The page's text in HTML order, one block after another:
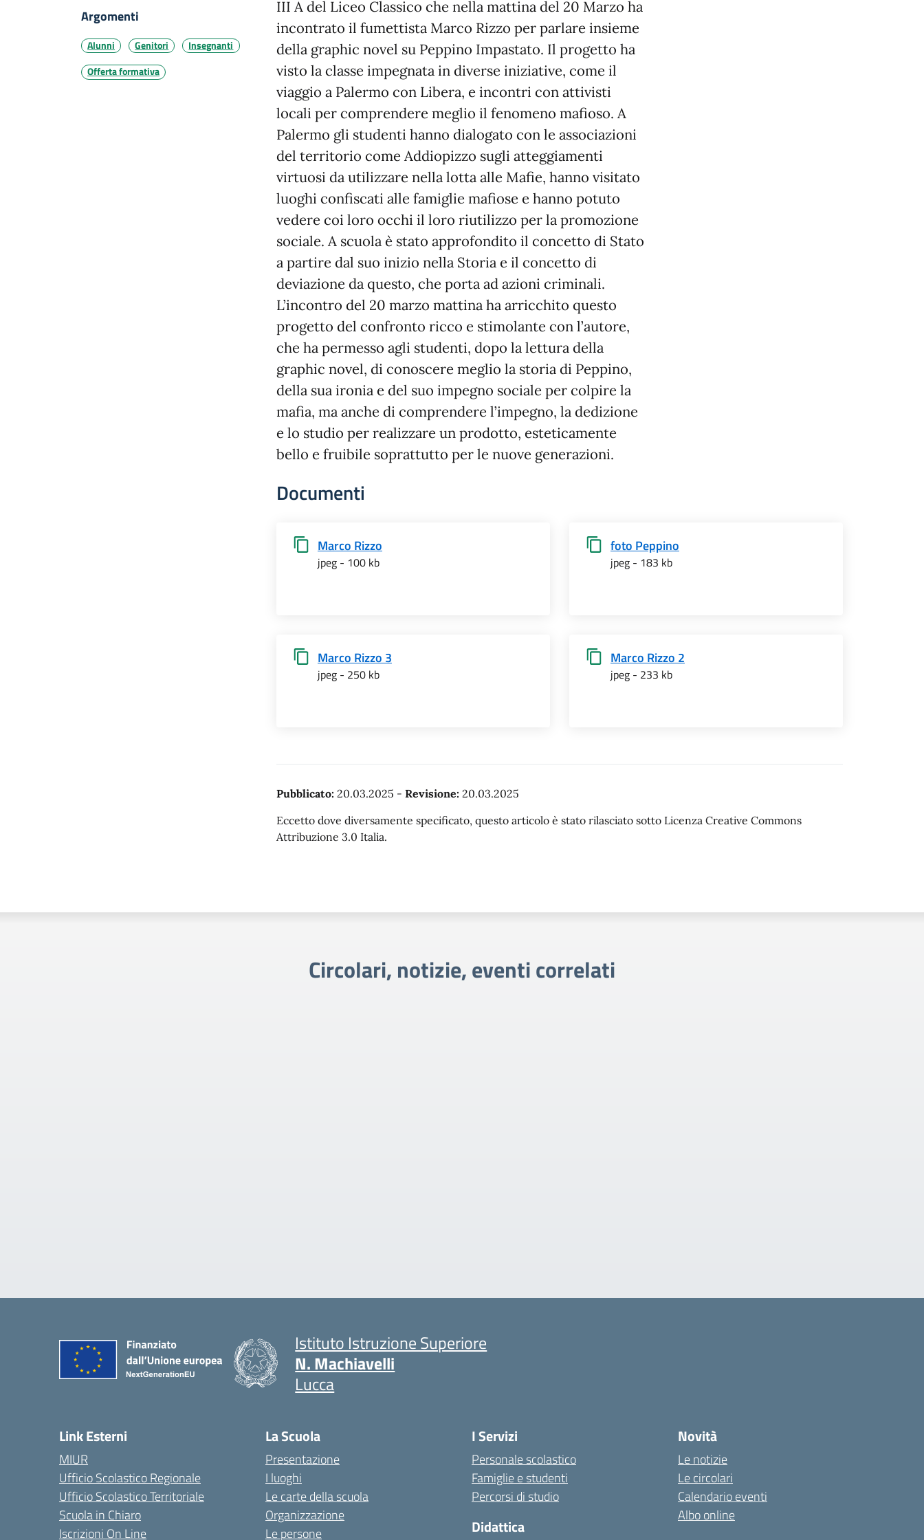
III A del Liceo Classico che nella mattina del 20 Marzo ha
incontrato il fumettista Marco Rizzo per parlare insieme
della graphic novel su Peppino Impastato. Il progetto ha
visto la classe impegnata in diverse iniziative, come il
viaggio a Palermo con Libera, e incontri con attivisti
locali per comprendere meglio il fenomeno mafioso. A
Palermo gli studenti hanno dialogato con le associazioni
del territorio come Addiopizzo sugli atteggiamenti
virtuosi da utilizzare nella lotta alle Mafie, hanno visitato
luoghi confiscati alle famiglie mafiose e hanno potuto
vedere coi loro occhi il loro riutilizzo per la promozione
sociale. A scuola è stato approfondito il concetto di Stato
a partire dal suo inizio nella Storia e il concetto di
deviazione da questo, che porta ad azioni criminali.
L’incontro del 20 marzo mattina ha arricchito questo
progetto del confronto ricco e stimolante con l’autore,
che ha permesso agli studenti, dopo la lettura della
graphic novel, di conoscere meglio la storia di Peppino,
della sua ironia e del suo impegno sociale per colpire la
mafia, ma anche di comprendere l’impegno, la dedizione
e lo studio per realizzare un prodotto, esteticamente
bello e fruibile soprattutto per le nuove generazioni.
Documenti
Marco Rizzo
jpeg - 100 kb
foto Peppino
jpeg - 183 kb
Marco Rizzo 3
jpeg - 250 kb
Marco Rizzo 2
jpeg - 233 kb
Pubblicato: 20.03.2025 - Revisione: 20.03.2025
Eccetto dove diversamente specificato, questo articolo è stato rilasciato sotto Licenza Creative Commons
Attribuzione 3.0 Italia.
Argomenti
Alunni Genitori
Insegnanti
Offerta formativa
Circolari, notizie, eventi correlati
Istituto Istruzione Superiore
N. Machiavelli
Lucca
Link Esterni
MIUR
Ufficio Scolastico Regionale
Ufficio Scolastico Territoriale
Scuola in Chiaro
Iscrizioni On Line
La Scuola
Presentazione
I luoghi
Le carte della scuola
Organizzazione
Le persone
I Servizi
Personale scolastico
Famiglie e studenti
Percorsi di studio
Didattica
Novità
Le notizie
Le circolari
Calendario eventi
Albo online